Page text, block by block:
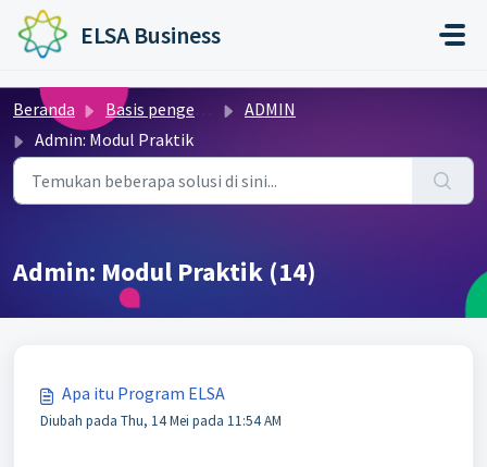
Lewatkan ke konten utama
ELSA Business
Beranda Basis pengetahuan
ADMIN
Admin: Modul Praktik
Admin: Modul Praktik (14)
Apa itu Program ELSA
Diubah pada Thu, 14 Mei pada 11:54 AM